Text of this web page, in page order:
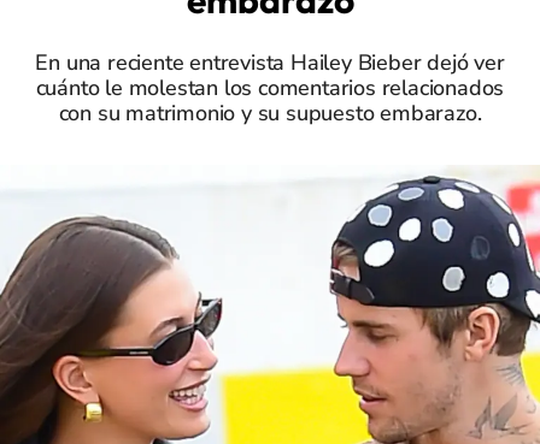
En una reciente entrevista Hailey Bieber dejó ver
cuánto le molestan los comentarios relacionados
con su matrimonio y su supuesto embarazo.